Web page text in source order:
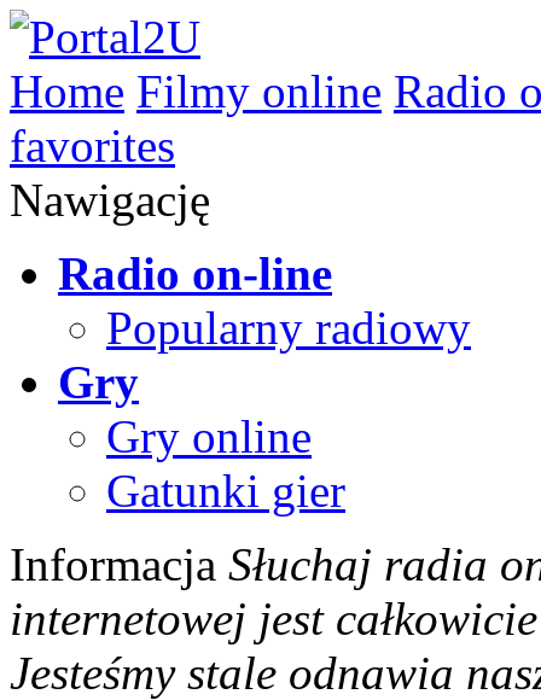
Home Filmy online Radio
favorites
Nawigację
Radio on-line
Popularny radiowy
Gry
Gry online
Gatunki gier
Informacja Słuchaj radia
internetowej jest
Jesteśmy stale odnawia